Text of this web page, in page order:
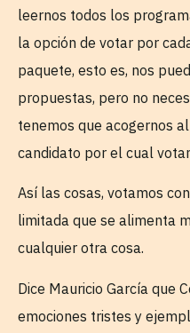
leernos todos los
la opción de votar por
paquete, esto es, nos
propuestas, pero no
tenemos que acogernos
candidato por el cual
Así las cosas, votamos
limitada que se alimenta
cualquier otra cosa.
Dice Mauricio García que
emociones tristes y